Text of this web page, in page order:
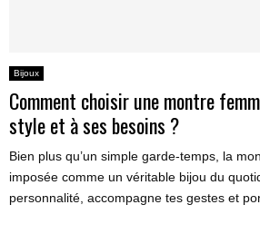
Bijoux
Comment choisir une montre
style et à ses besoins ?
Bien plus qu’un simple garde-temps, la
imposée comme un véritable bijou du
personnalité, accompagne tes gestes et